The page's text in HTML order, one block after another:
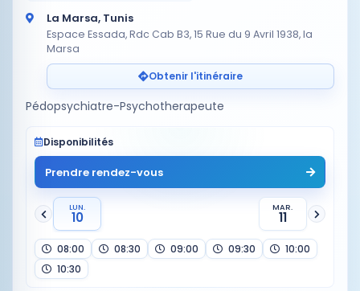
La Marsa, Tunis
Espace Essada, Rdc Cab B3, 15 Rue du 9 Avril 1938, la
Marsa
Obtenir l'itinéraire
Pédopsychiatre-Psychotherapeute
Disponibilités
Prendre rendez-vous
LUN.
10
MAR.
11
08:00 08:30 09:00 09:30
10:00
10:30